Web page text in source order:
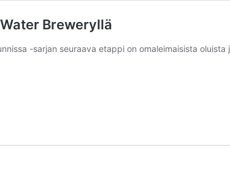
Breweryllä
-sarjan seuraava etappi on omaleimaisista